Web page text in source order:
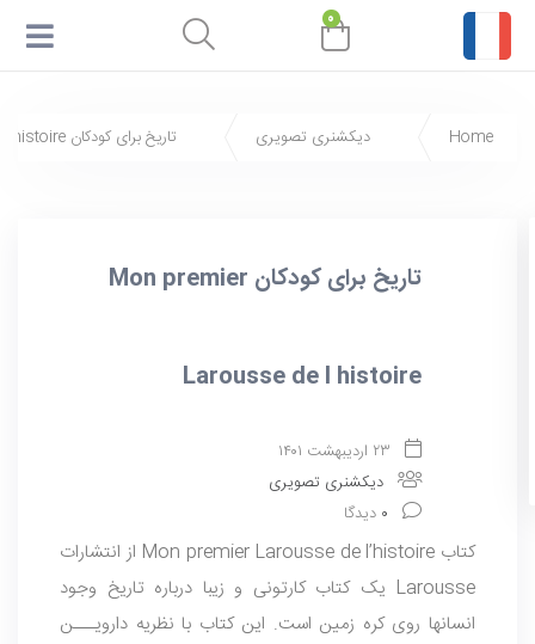
۰
Home دیکشنری تصویری تاریخ برای کودکان Mon premier Larousse de l histoire
تاریخ برای کودکان Mon premier
Larousse de l histoire
۲۳ اردیبهشت ۱۴۰۱
دیکشنری تصویری
۰ دیدگا
کتاب Mon premier Larousse de l’histoire از انتشارات
Larousse یک کتاب کارتونی و زیبا درباره تاریخ وجود
انسانها روی کره زمین است. این کتاب با نظریه دارویـــن